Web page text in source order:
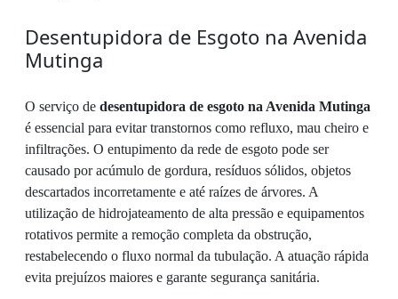
Desentupidora de Esgoto na Avenida
Mutinga
O serviço de desentupidora de esgoto na Avenida Mutinga
é essencial para evitar transtornos como refluxo, mau cheiro e
infiltrações. O entupimento da rede de esgoto pode ser
causado por acúmulo de gordura, resíduos sólidos, objetos
descartados incorretamente e até raízes de árvores. A
utilização de hidrojateamento de alta pressão e equipamentos
rotativos permite a remoção completa da obstrução,
restabelecendo o fluxo normal da tubulação. A atuação rápida
evita prejuízos maiores e garante segurança sanitária.